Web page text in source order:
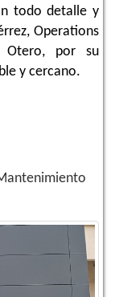
todo detalle y
Operations
Otero, por su
y cercano.